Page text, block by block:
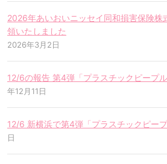
2026年あいおいニッセイ同和損害保険株
領いたしました
2026年3月2日
12/6の報告 第4弾「プラスチックピープ
年12月11日
12/6 新横浜で第4弾「プラスチックピー
日